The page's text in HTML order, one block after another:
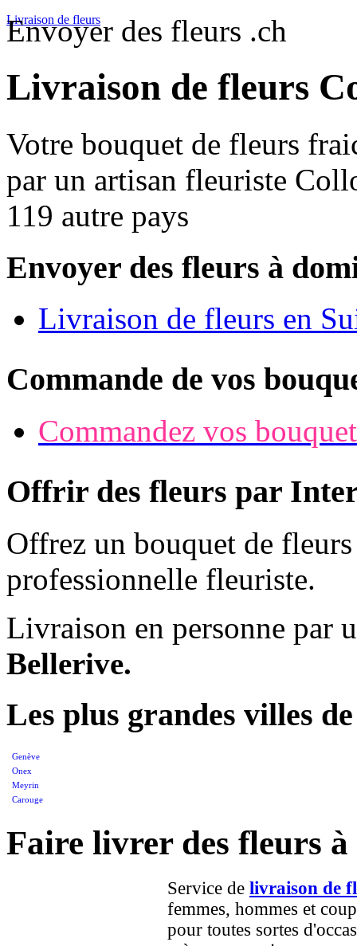
Livraison de fleurs
Envoyer des fleurs .ch
Livraison de fleurs
Votre bouquet de fleurs
par un artisan fleuriste
119 autre pays
Envoyer des fleurs à
Livraison de fleurs en
Commande de vos
Commandez vos
Offrir des fleurs par
Offrez un bouquet de
professionnelle fleuriste.
Livraison en personne par
Bellerive.
Les plus grandes villes
Genève
Onex
Meyrin
Carouge
Faire livrer des fleurs
Service de livraison de
femmes, hommes et
pour toutes sortes